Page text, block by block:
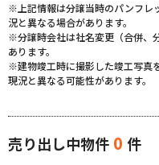
※上記情報は分譲当時のパンフレ
況と異なる場合があります。
※分譲時会社は社名変更（合併、
あります。
※建物竣工時に撮影した竣工写真
現況と異なる可能性があります。
売り出し中物件 0 件